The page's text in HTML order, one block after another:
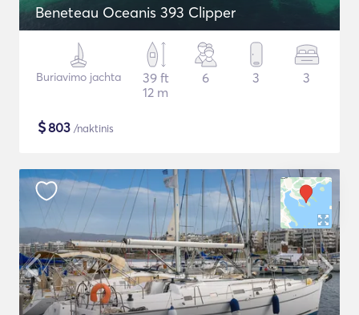
Beneteau Oceanis 393 Clipper
Buriavimo jachta
39 ft
12 m
6 3 3
$803 /naktinis